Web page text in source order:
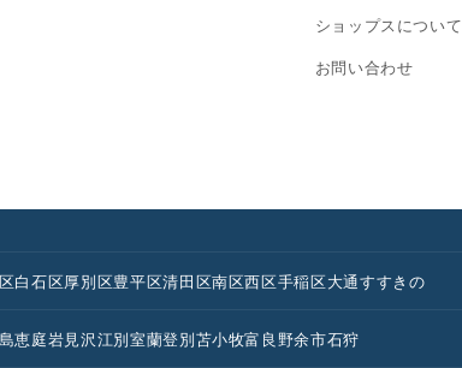
ショップスについて
お問い合わせ
白石区厚別区豊平区清田区南区西区手稲区大通すすきの
恵庭岩見沢江別室蘭登別苫小牧富良野余市石狩